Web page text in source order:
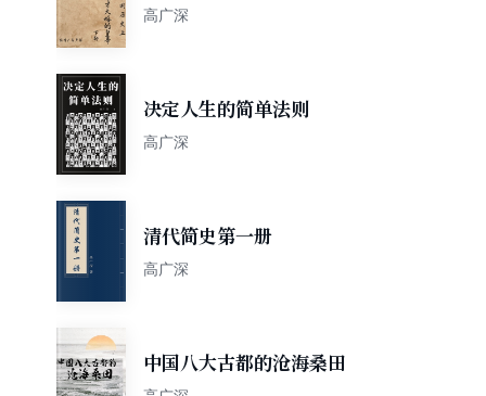
部
高广深
决定人生的简单法则
高广深
清代简史第一册
高广深
中国八大古都的沧海桑田